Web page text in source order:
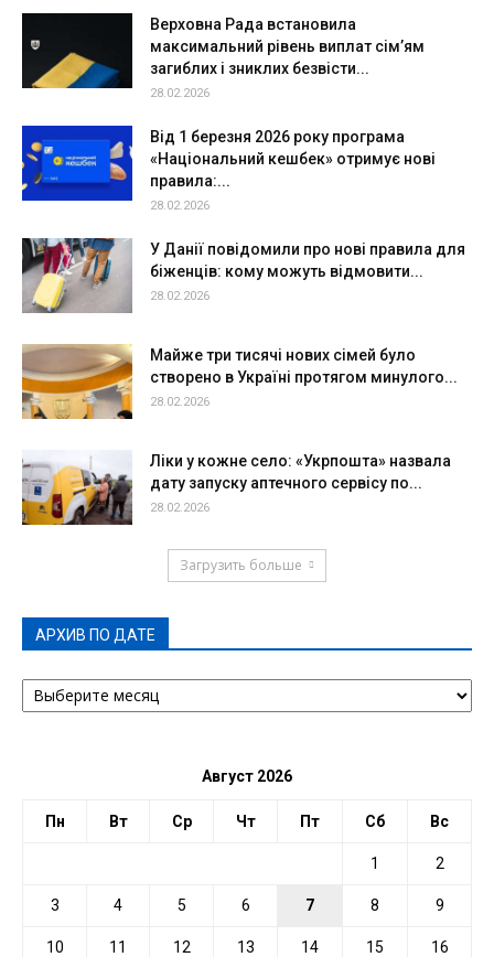
Верховна Рада встановила
максимальний рівень виплат сім’ям
загиблих і зниклих безвісти...
28.02.2026
Від 1 березня 2026 року програма
«Національний кешбек» отримує нові
правила:...
28.02.2026
У Данії повідомили про нові правила для
біженців: кому можуть відмовити...
28.02.2026
Майже три тисячі нових сімей було
створено в Україні протягом минулого...
28.02.2026
Ліки у кожне село: «Укрпошта» назвала
дату запуску аптечного сервісу по...
28.02.2026
Загрузить больше
АРХИВ ПО ДАТЕ
АРХИВ
ПО
Август 2026
Пн Вт Ср Чт Пт Сб Вс
1 2
3 4 5 6 7 8 9
10 11 12 13 14 15 16